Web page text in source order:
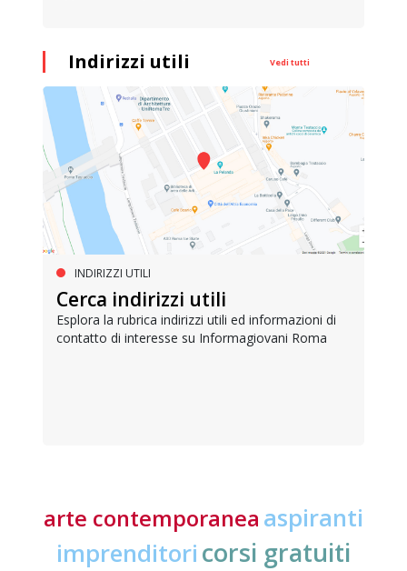
Indirizzi utili Vedi tutti
INDIRIZZI UTILI
Cerca indirizzi utili
Esplora la rubrica indirizzi utili ed informazioni di
contatto di interesse su Informagiovani Roma
arte contemporanea aspiranti
imprenditori corsi gratuiti